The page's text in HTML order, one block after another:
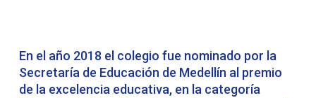
En el año 2018 el colegio fue nominado por la
Secretaría de Educación de Medellín al premio
de la excelencia educativa, en la categoría